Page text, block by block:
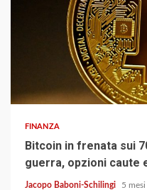
FINANZA
Bitcoin in frenata sui
guerra, opzioni caute
Jacopo Baboni-Schilingi 5